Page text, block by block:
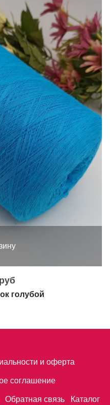
голубой
и оферта
соглашение
Обратная связь Каталог